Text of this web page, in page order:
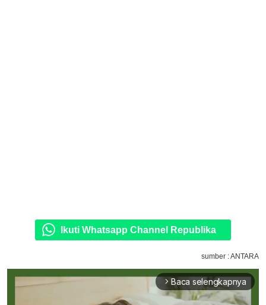
Ikuti Whatsapp Channel Republika
sumber : ANTARA
arrow_forward_ios Baca selengkapnya